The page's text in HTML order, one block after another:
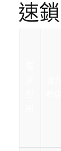
速